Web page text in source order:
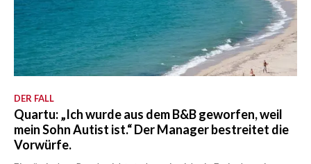
DER FALL
Quartu: „Ich wurde aus dem B&B geworfen, weil
mein Sohn Autist ist.“ Der Manager bestreitet die
Vorwürfe.